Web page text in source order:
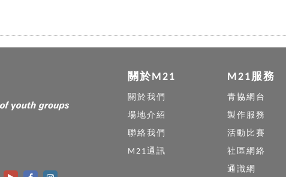
關於M21
關於我們
場地介紹
聯絡我們
M21通訊
M21服務
青協網台
製作服務
活動比賽
社區網絡
通識網